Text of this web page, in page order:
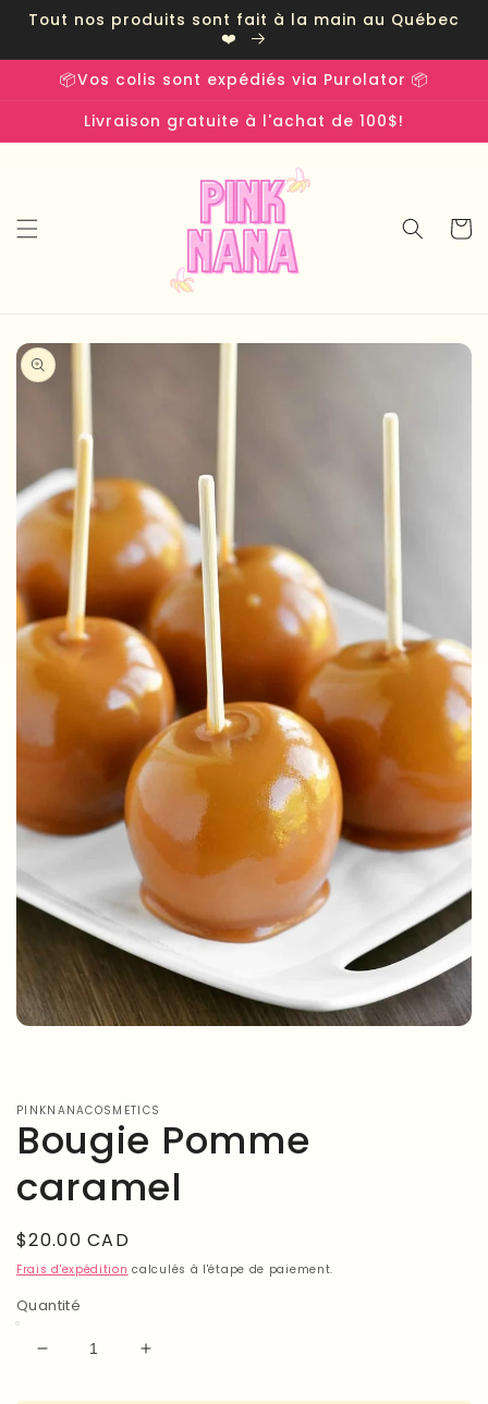
passer
contenu
Tout nos produits sont fait à la main au Québec
❤️
📦Vos colis sont expédiés via Purolator 📦
Livraison gratuite à l'achat de 100$!
Panier
Passer aux
informations
produits
une
fenêtre
modale
PINKNANACOSMETICS
Bougie Pomme
caramel
Prix
habituel
$20.00 CAD
Frais d'expédition calculés à l'étape de paiement.
Quantité
Réduire
Augmenter